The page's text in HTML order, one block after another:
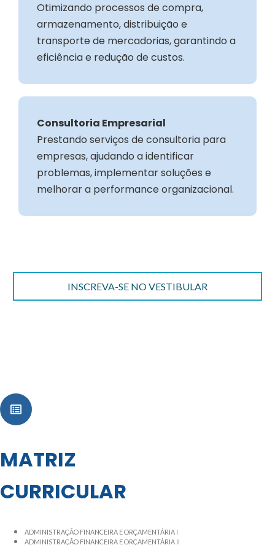
Otimizando processos de compra,
armazenamento, distribuição e
transporte de mercadorias, garantindo a
eficiência e redução de custos.
Consultoria Empresarial
Prestando serviços de consultoria para
empresas, ajudando a identificar
problemas, implementar soluções e
melhorar a performance organizacional.
INSCREVA-SE NO VESTIBULAR
MATRIZ
CURRICULAR
ADMINISTRAÇÃO FINANCEIRA E ORÇAMENTÁRIA I
ADMINISTRAÇÃO FINANCEIRA E ORÇAMENTÁRIA II